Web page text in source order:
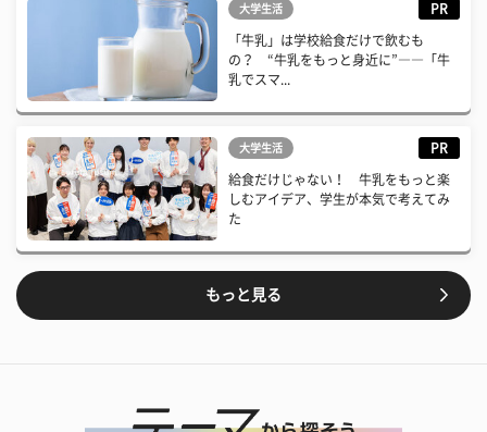
大学生活 PR
「牛乳」は学校給食だけで飲むも
の？ “牛乳をもっと身近に”――「牛
乳でスマ...
大学生活 PR
給食だけじゃない！ 牛乳をもっと楽
しむアイデア、学生が本気で考えてみ
た
もっと見る